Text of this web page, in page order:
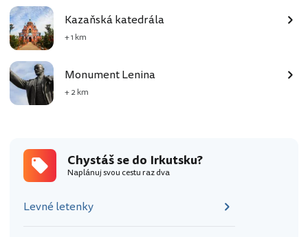
Kazaňská katedrála
+ 1 km
Monument Lenina
+ 2 km
Chystáš se do Irkutsku?
Naplánuj svou cestu raz dva
Levné letenky